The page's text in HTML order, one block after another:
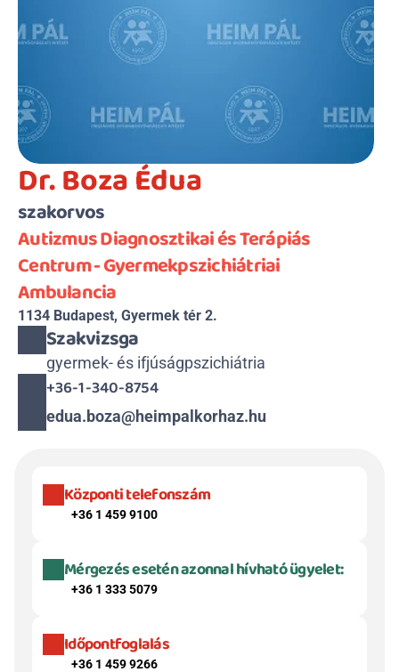
Dr. Boza Édua
szakorvos
Autizmus Diagnosztikai és Terápiás
Centrum - Gyermekpszichiátriai
Ambulancia
1134 Budapest, Gyermek tér 2.
Szakvizsga
gyermek- és ifjúságpszichiátria
+36-1-340-8754
edua.boza@heimpalkorhaz.hu
Központi telefonszám
+36 1 459 9100
Mérgezés esetén azonnal hívható ügyelet:
+36 1 333 5079
Időpontfoglalás
+36 1 459 9266